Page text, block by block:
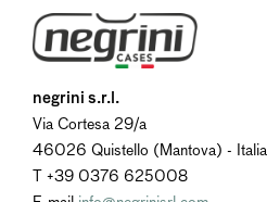
negrini s.r.l.
Via Cortesa 29/a
46026 Quistello (Mantova) - Italia
T +39 0376 625008